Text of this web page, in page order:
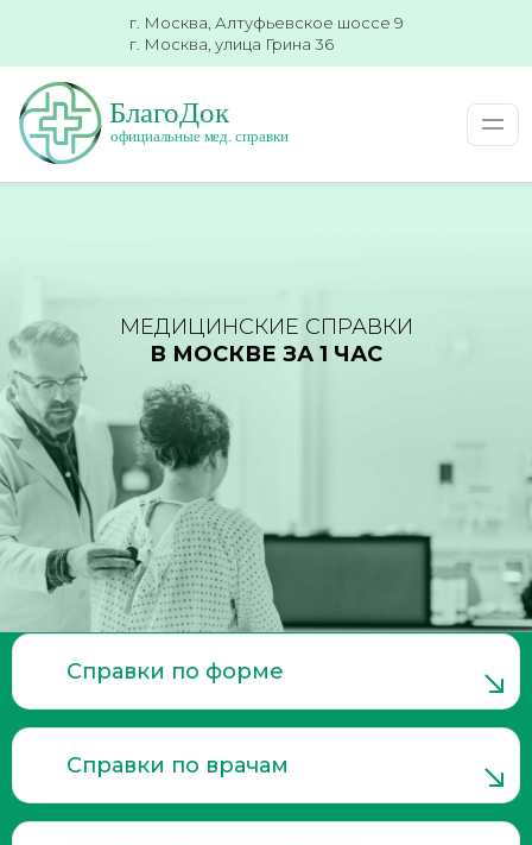
г. Москва, Алтуфьевское шоссе 9
г. Москва, улица Грина 36
МЕДИЦИНСКИЕ СПРАВКИ
В МОСКВЕ ЗА 1 ЧАС
Справки по форме
Справки по врачам